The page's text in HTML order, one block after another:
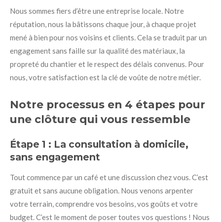
Nous sommes fiers d’être une entreprise locale. Notre
réputation, nous la bâtissons chaque jour, à chaque projet
mené à bien pour nos voisins et clients. Cela se traduit par un
engagement sans faille sur la qualité des matériaux, la
propreté du chantier et le respect des délais convenus. Pour
nous, votre satisfaction est la clé de voûte de notre métier.
Notre processus en 4 étapes pour
une clôture qui vous ressemble
Étape 1 : La consultation à domicile,
sans engagement
Tout commence par un café et une discussion chez vous. C’est
gratuit et sans aucune obligation. Nous venons arpenter
votre terrain, comprendre vos besoins, vos goûts et votre
budget. C’est le moment de poser toutes vos questions ! Nous